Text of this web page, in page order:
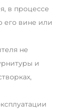
в процессе
его вине или
не
и